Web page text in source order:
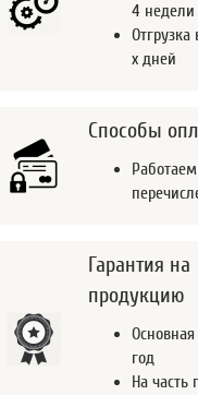
4 недели
х дней
Способы
Гарантия на
продукцию
Основная
год
На часть